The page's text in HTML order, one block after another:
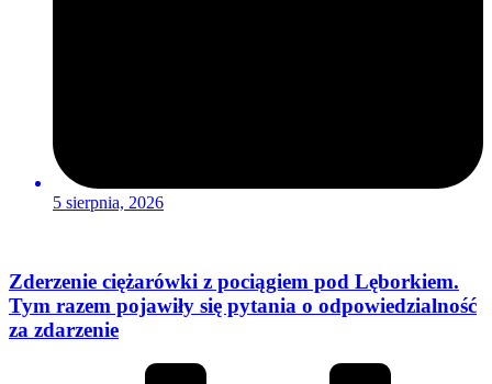
5 sierpnia, 2026
Zderzenie ciężarówki z pociągiem pod Lęborkiem.
Tym razem pojawiły się pytania o odpowiedzialność
za zdarzenie